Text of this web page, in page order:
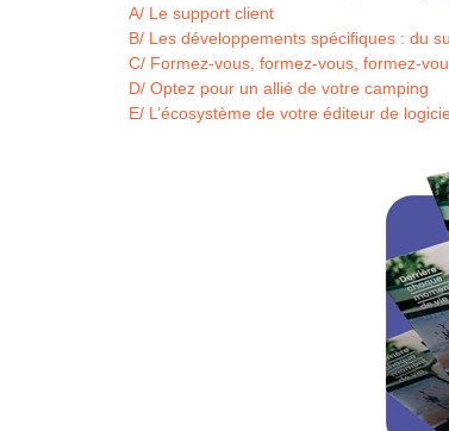
A/ Le support client
B/ Les développements spécifiques : du
C/ Formez-vous, formez-vous, formez-
D/ Optez pour un allié de votre camping
E/ L’écosystème de votre éditeur de